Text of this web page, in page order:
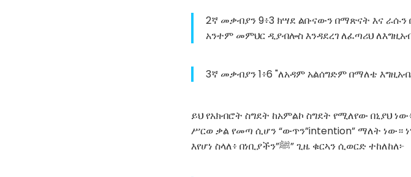
2ኛ መቃብያን 9፥3 ክሣደ ልቡናውን በማጽናት እና
አንተም መምህር ዲያብሎስ እንዳደረገ ለፈጣሪህ
3ኛ መቃብያን 1፥6 "ለአዳም አልሰግድም በማለቴ
ይህ የአክብሮት ስግደት ከአምልኮ ስግደት የሚለየው በኒያህ ነው፥
ሥርወ ቃል የመጣ ሲሆን “ውጥን”intention” ማለት ነው።
እየሆነ ስላለ፥ በነቢያችን”ﷺ” ጊዜ ቁርኣን ሲወርድ ተከለከለ፦